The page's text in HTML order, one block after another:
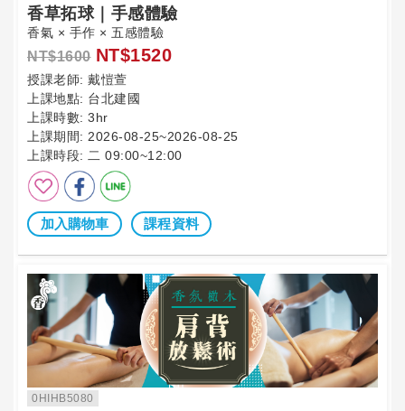
香草拓球｜手感體驗
香氣 × 手作 × 五感體驗
NT$1600 NT$1520
授課老師: 戴愷萱
上課地點: 台北建國
上課時數: 3hr
上課期間: 2026-08-25~2026-08-25
上課時段: 二 09:00~12:00
加入購物車 課程資料
0HIHB5080